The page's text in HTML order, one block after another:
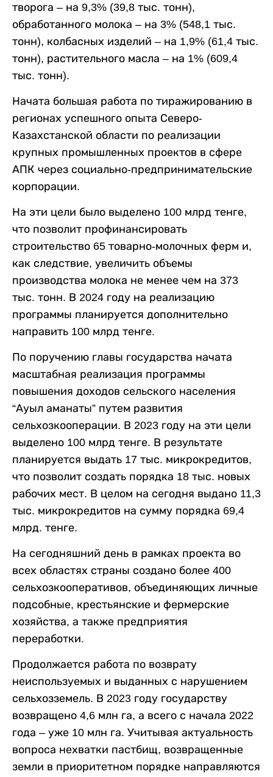
творога – на 9,3% (39,8 тыс. тонн),
обработанного молока – на 3% (548,1 тыс.
тонн), колбасных изделий – на 1,9% (61,4 тыс.
тонн), растительного масла – на 1% (609,4
тыс. тонн).
Начата большая работа по тиражированию в
регионах успешного опыта Северо-
Казахстанской области по реализации
крупных промышленных проектов в сфере
АПК через социально-предпринимательские
корпорации.
На эти цели было выделено 100 млрд тенге,
что позволит профинансировать
строительство 65 товарно-молочных ферм и,
как следствие, увеличить объемы
производства молока не менее чем на 373
тыс. тонн. В 2024 году на реализацию
программы планируется дополнительно
направить 100 млрд тенге.
По поручению главы государства начата
масштабная реализация программы
повышения доходов сельского населения
“Ауыл аманаты” путем развития
сельхозкооперации. В 2023 году на эти цели
выделено 100 млрд тенге. В результате
планируется выдать 17 тыс. микрокредитов,
что позволит создать порядка 18 тыс. новых
рабочих мест. В целом на сегодня выдано 11,3
тыс. микрокредитов на сумму порядка 69,4
млрд. тенге.
На сегодняшний день в рамках проекта во
всех областях страны создано более 400
сельхозкооперативов, объединяющих личные
подсобные, крестьянские и фермерские
хозяйства, а также предприятия
переработки.
Продолжается работа по возврату
неиспользуемых и выданных с нарушением
сельхозземель. В 2023 году государству
возвращено 4,6 млн га, а всего с начала 2022
года – уже 10 млн га. Учитывая актуальность
вопроса нехватки пастбищ, возвращенные
земли в приоритетном порядке направляются